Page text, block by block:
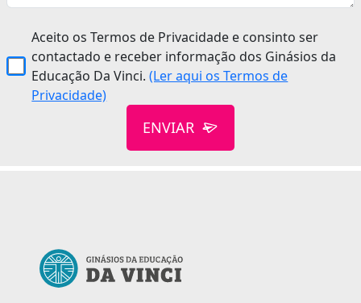
Aceito os Termos de Privacidade e consinto ser
contactado e receber informação dos Ginásios da
Educação Da Vinci.(Ler aqui os Termos de
Privacidade)
ENVIAR